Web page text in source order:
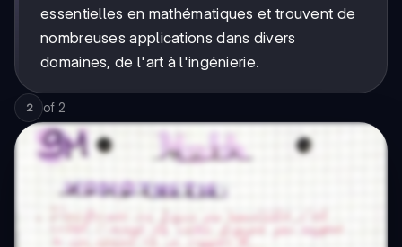
essentielles en mathématiques et trouvent de
nombreuses applications dans divers
domaines, de l'art à l'ingénierie.
2 of 2